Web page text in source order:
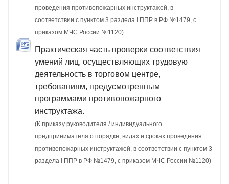
проведения противопожарных инструктажей, в
соответствии с пунктом 3 раздела I ППР в РФ №1479, с
приказом МЧС России №1120)
Практическая часть проверки соответствия
умений лиц, осуществляющих трудовую
деятельность в торговом центре,
требованиям, предусмотренным
программами противопожарного
инструктажа.
(К приказу руководителя / индивидуального
предпринимателя о порядке, видах и сроках проведения
противопожарных инструктажей, в соответствии с пунктом 3
раздела I ППР в РФ №1479, с приказом МЧС России №1120)